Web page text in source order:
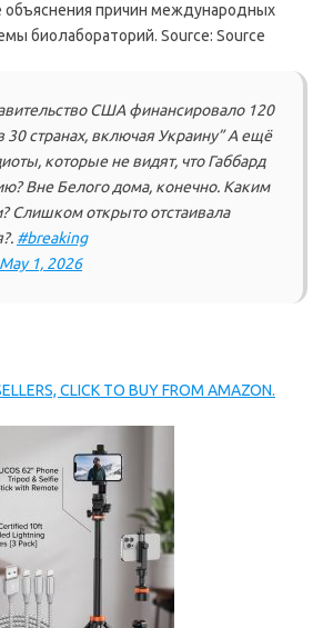
объяснения причин международных
биолабораторий. Source: Source
США финансировало 120
30 странах, включая Украину” А ещё
которые не видят, что Габбард
Вне Белого дома, конечно. Каким
Слишком открыто отстаивала
#breaking
May 1, 2026
CLICK TO BUY FROM AMAZON.